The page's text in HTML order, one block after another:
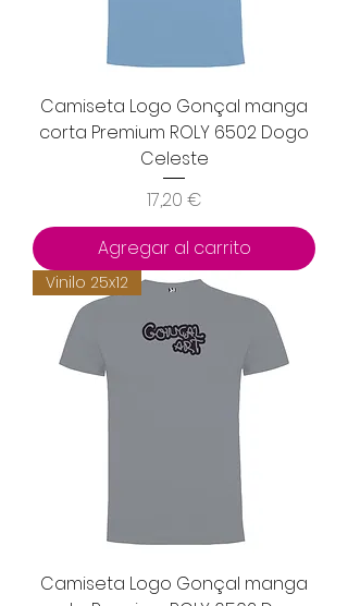
Camiseta Logo Gonçal manga
corta Premium ROLY 6502 Dogo
Celeste
Precio
17,20 €
Agregar al carrito
Vinilo 25x12
Camiseta Logo Gonçal manga